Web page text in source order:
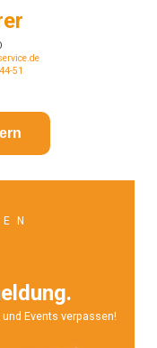
51
Events verpassen!